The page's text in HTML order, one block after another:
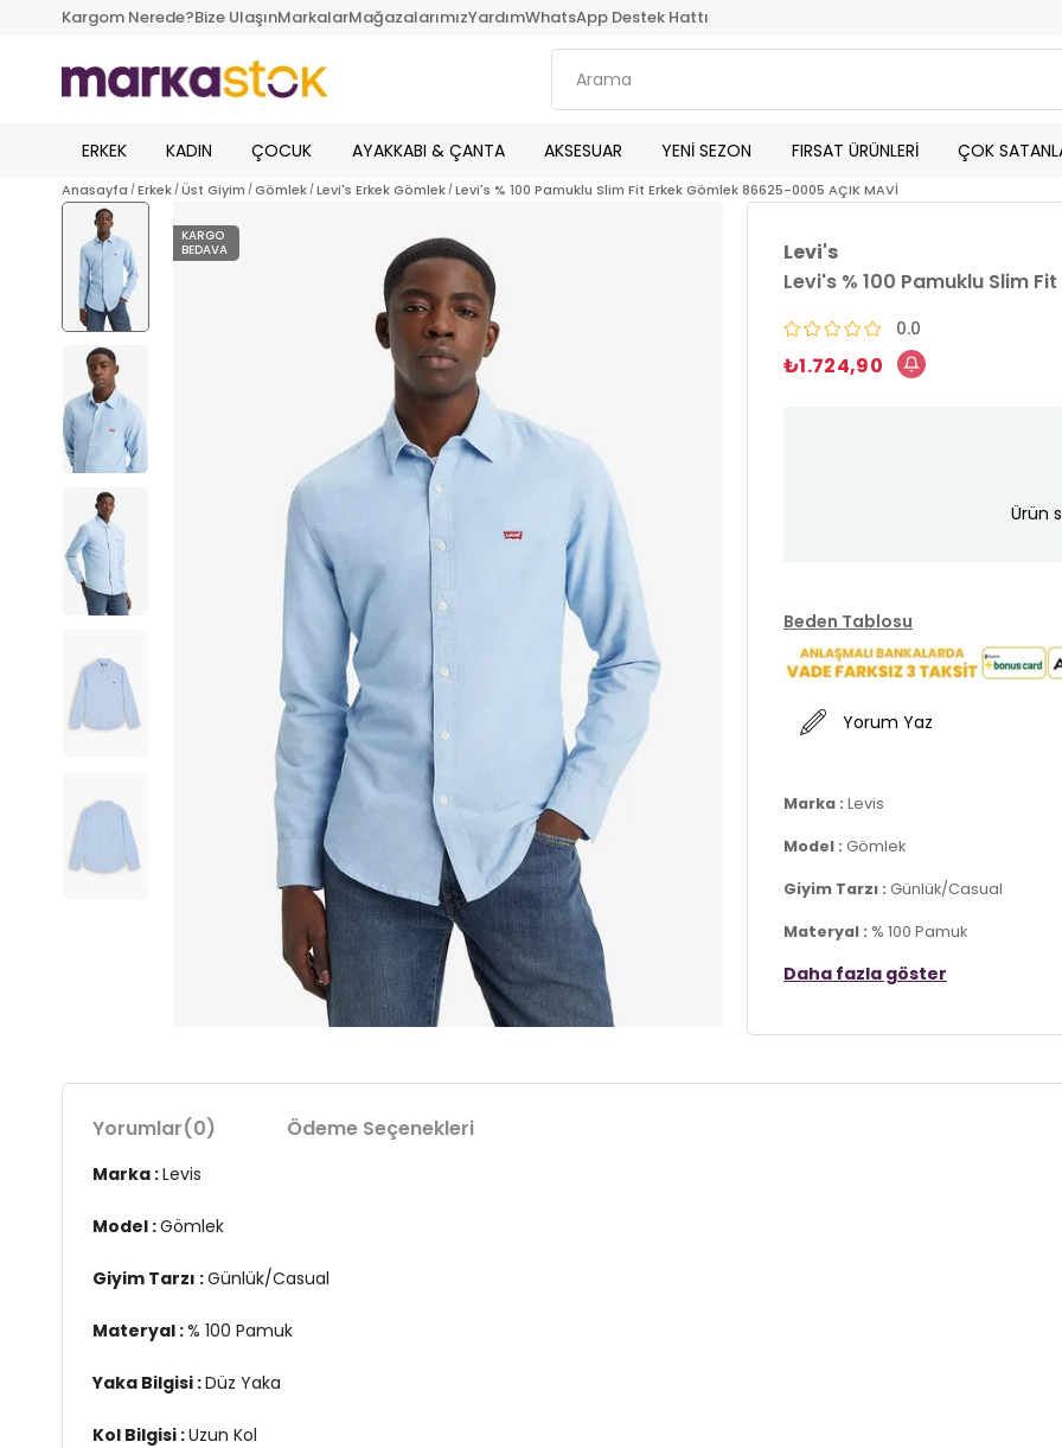
Kargom Nerede?Bize UlaşınMarkalarMağazalarımızYardımWhatsApp Destek Hattı
ERKEK KADIN ÇOCUK AYAKKABI & ÇANTA AKSESUAR YENİ SEZON FIRSAT ÜRÜNLERİ ÇOK
Anasayfa Erkek Üst Giyim Gömlek Levi's Erkek Gömlek Levi's % 100 Pamuklu Slim Fit Erkek Gömlek 86625-0005 AÇIK MAVİ
KARGO
BEDAVA
Levi's
Levi's % 100 Pamuklu Slim
0.0
₺1.724,90
Ürün
Beden Tablosu
Yorum Yaz
Marka : Levis
Model : Gömlek
Giyim Tarzı : Günlük/Casual
Materyal : % 100 Pamuk
Yaka Bilgisi :Düz Yaka
Daha fazla göster
Yorumlar(0) Ödeme Seçenekleri
Marka :Levis
Model :Gömlek
Giyim Tarzı :Günlük/Casual
Materyal :% 100 Pamuk
Yaka Bilgisi :Düz Yaka
Kol Bilgisi :Uzun Kol